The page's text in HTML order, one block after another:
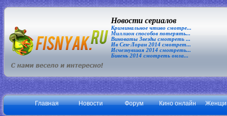
Новости сериалов
Криминальное чтиво смотре...
Миллион способов потерять...
Виноваты Звезды смотреть ...
Ив Сен-Лоран 2014 смотрет...
Исчезнувшая 2014 смотреть...
Бивень 2014 смотреть онла...
Главная Новости Форум Кино онлайн